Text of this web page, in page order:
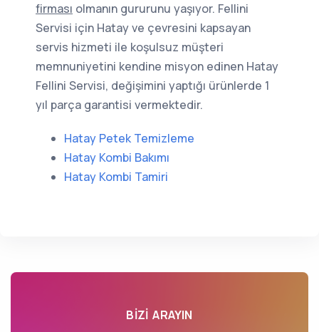
firması olmanın gururunu yaşıyor. Fellini
Servisi için Hatay ve çevresini kapsayan
servis hizmeti ile koşulsuz müşteri
memnuniyetini kendine misyon edinen Hatay
Fellini Servisi, değişimini yaptığı ürünlerde 1
yıl parça garantisi vermektedir.
Hatay Petek Temizleme
Hatay Kombi Bakımı
Hatay Kombi Tamiri
BIZI ARAYIN